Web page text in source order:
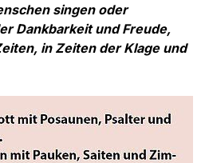
singen oder
Dankbarkeit und Freude,
in Zeiten der Klage und